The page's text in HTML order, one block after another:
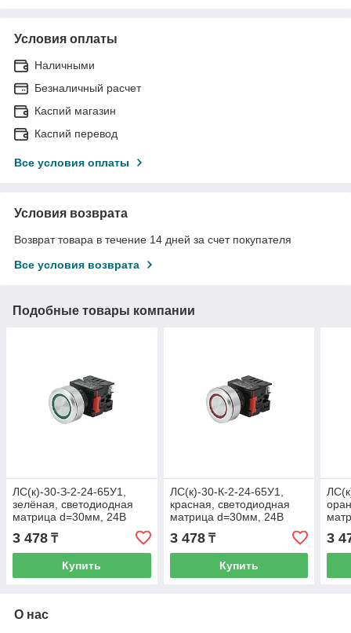
Условия оплаты
Наличными
Безналичный расчет
Каспий магазин
Каспий перевод
Все условия оплаты
Условия возврата
Возврат товара в течение 14 дней за счет покупателя
Все условия возврата
Подобные товары компании
ЛС(к)-30-З-2-24-65У1,
зелёная, светодиодная
матрица d=30мм, 24В
AC/DC, IP65 (ЭТ)
3 478 ₸
Купить
ЛС(к)-30-К-2-24-65У1,
красная, светодиодная
матрица d=30мм, 24В
AC/DC, IP65 (ЭТ)
3 478₸
Купить
3
О нас